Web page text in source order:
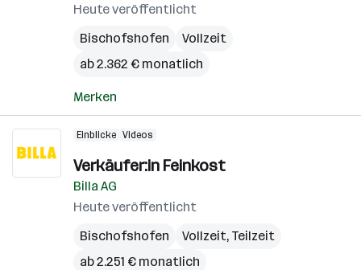
Heute veröffentlicht
Bischofshofen
Vollzeit
ab 2.362 € monatlich
Merken
Einblicke Videos
Verkäufer:in Feinkost
Billa AG
Heute veröffentlicht
Bischofshofen
Vollzeit, Teilzeit
ab 2.251 € monatlich